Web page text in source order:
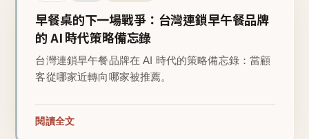
早餐桌的下一場戰爭：台灣連鎖早午餐品牌
的 AI 時代策略備忘錄
台灣連鎖早午餐品牌在 AI 時代的策略備忘錄：當顧
客從哪家近轉向哪家被推薦。
閱讀全文